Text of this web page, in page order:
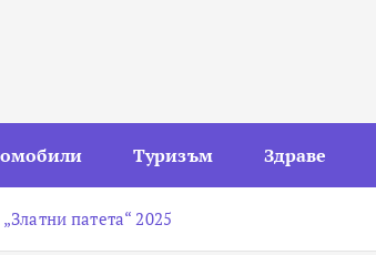
Туризъм Здраве
патета“ 2025